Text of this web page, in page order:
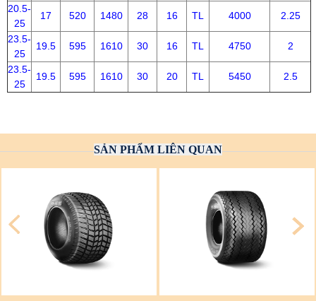
20.5-
25
17 520 1480 28 16 TL 4000 2.25
23.5-
25
19.5 595 1610 30 16 TL 4750 2
23.5-
25
19.5 595 1610 30 20 TL 5450 2.5
SẢN PHẨM LIÊN QUAN